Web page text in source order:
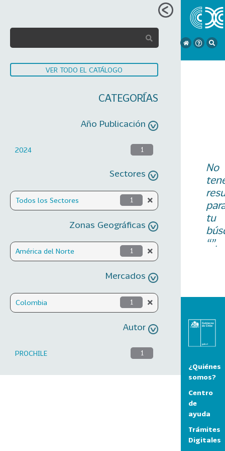
VER TODO EL CATÁLOGO
CATEGORÍAS
Año Publicación
2024 1
Sectores
Todos los Sectores 1
Zonas Geográficas
América del Norte 1
Mercados
Colombia 1
Autor
PROCHILE 1
No
tu
“”.
¿Quiénes
somos?
Centro
de
ayuda
Trámites
Digitales